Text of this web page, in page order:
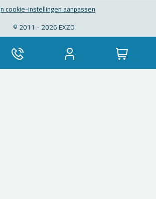
coo­kie-in­stel­lin­gen aan­pas­sen
© 2011 - 2026 EXZO